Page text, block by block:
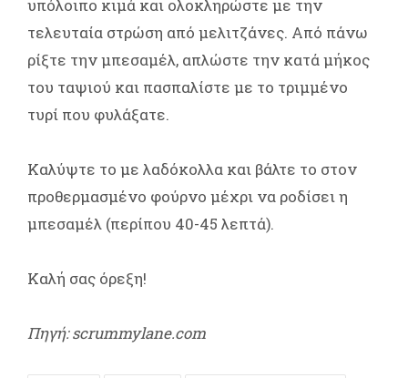
υπόλοιπο κιμά και ολοκληρώστε με την
τελευταία στρώση από μελιτζάνες. Από πάνω
ρίξτε την μπεσαμέλ, απλώστε την κατά μήκος
του ταψιού και πασπαλίστε με το τριμμένο
τυρί που φυλάξατε.
Καλύψτε το με λαδόκολλα και βάλτε το στον
προθερμασμένο φούρνο μέχρι να ροδίσει η
μπεσαμέλ (περίπου 40-45 λεπτά).
Καλή σας όρεξη!
Πηγή: scrummylane.com